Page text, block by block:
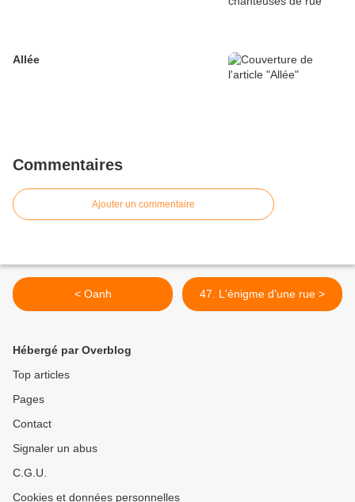
Allée
Commentaires
Ajouter un commentaire
< Oanh 47. L'énigme d'une rue >
Hébergé par Overblog
Top articles
Pages
Contact
Signaler un abus
C.G.U.
Cookies et données personnelles